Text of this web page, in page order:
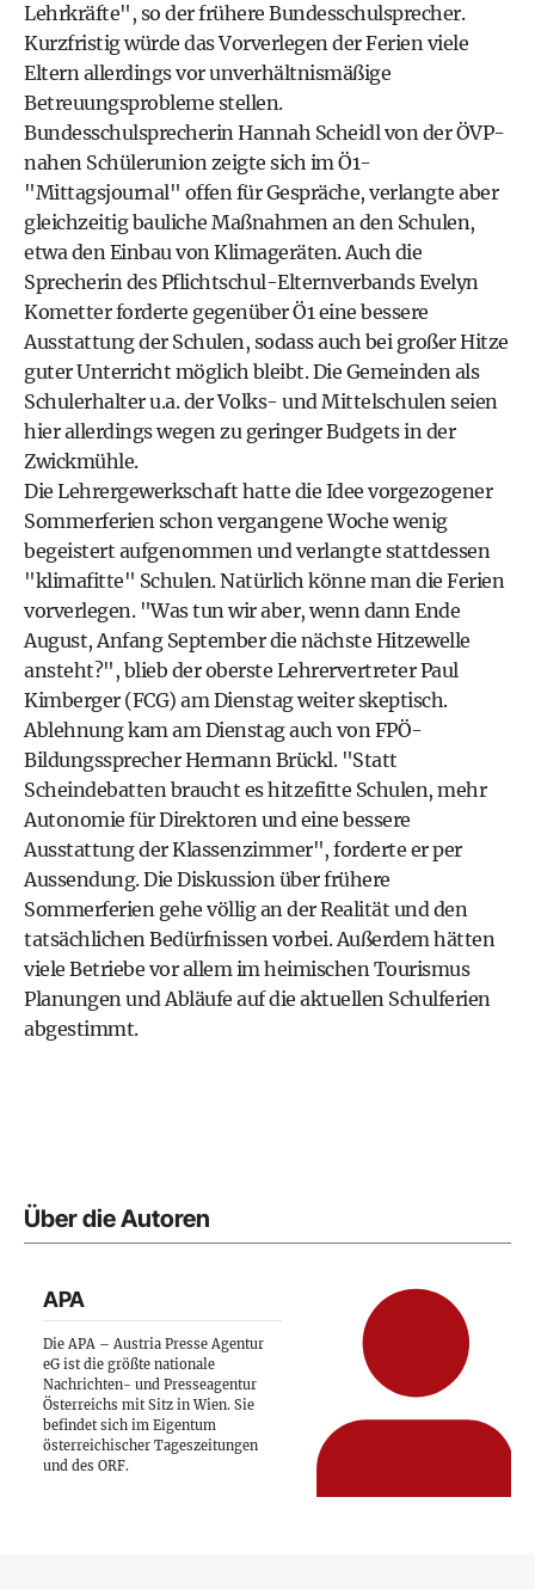
Lehrkräfte", so der frühere Bundesschulsprecher.
Kurzfristig würde das Vorverlegen der Ferien viele
Eltern allerdings vor unverhältnismäßige
Betreuungsprobleme stellen.
Bundesschulsprecherin Hannah Scheidl von der ÖVP-
nahen Schülerunion zeigte sich im Ö1-
"Mittagsjournal" offen für Gespräche, verlangte aber
gleichzeitig bauliche Maßnahmen an den Schulen,
etwa den Einbau von Klimageräten. Auch die
Sprecherin des Pflichtschul-Elternverbands Evelyn
Kometter forderte gegenüber Ö1 eine bessere
Ausstattung der Schulen, sodass auch bei großer Hitze
guter Unterricht möglich bleibt. Die Gemeinden als
Schulerhalter u.a. der Volks- und Mittelschulen seien
hier allerdings wegen zu geringer Budgets in der
Zwickmühle.
Die Lehrergewerkschaft hatte die Idee vorgezogener
Sommerferien schon vergangene Woche wenig
begeistert aufgenommen und verlangte stattdessen
"klimafitte" Schulen. Natürlich könne man die Ferien
vorverlegen. "Was tun wir aber, wenn dann Ende
August, Anfang September die nächste Hitzewelle
ansteht?", blieb der oberste Lehrervertreter Paul
Kimberger (FCG) am Dienstag weiter skeptisch.
Ablehnung kam am Dienstag auch von FPÖ-
Bildungssprecher Hermann Brückl. "Statt
Scheindebatten braucht es hitzefitte Schulen, mehr
Autonomie für Direktoren und eine bessere
Ausstattung der Klassenzimmer", forderte er per
Aussendung. Die Diskussion über frühere
Sommerferien gehe völlig an der Realität und den
tatsächlichen Bedürfnissen vorbei. Außerdem hätten
viele Betriebe vor allem im heimischen Tourismus
Planungen und Abläufe auf die aktuellen Schulferien
abgestimmt.
Über die Autoren
APA
Die APA – Austria Presse Agentur
eG ist die größte nationale
Nachrichten- und Presseagentur
Österreichs mit Sitz in Wien. Sie
befindet sich im Eigentum
österreichischer Tageszeitungen
und des ORF.